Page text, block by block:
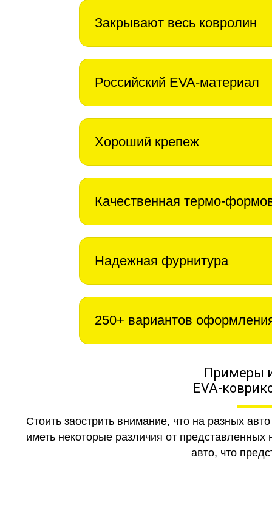
Закрывают весь ковролин
Российский EVA-материал
Хороший крепеж
Качественная термо-
Надежная фурнитура
250+ вариантов
Примеры
EVA-
Стоить заострить внимание, что на разных
иметь некоторые различия от
авто, что